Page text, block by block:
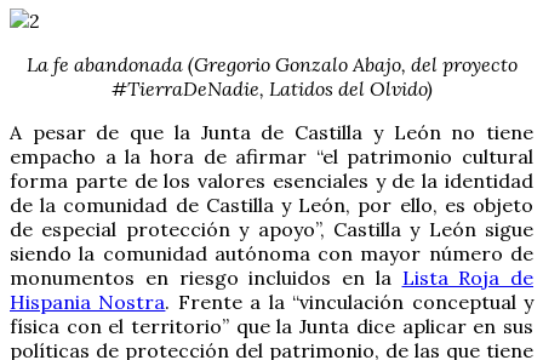
La fe abandonada (Gregorio Gonzalo Abajo, del proyecto
#TierraDeNadie, Latidos del Olvido)
A pesar de que la Junta de Castilla y León no tiene
empacho a la hora de afirmar “el patrimonio cultural
forma parte de los valores esenciales y de la identidad
de la comunidad de Castilla y León, por ello, es objeto
de especial protección y apoyo”, Castilla y León sigue
siendo la comunidad autónoma con mayor número de
monumentos en riesgo incluidos en la Lista Roja de
Hispania Nostra. Frente a la “vinculación conceptual y
física con el territorio” que la Junta dice aplicar en sus
políticas de protección del patrimonio, de las que tiene